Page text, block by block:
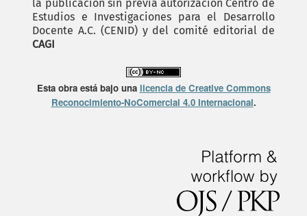
la publicación sin previa autorización Centro de
Estudios e Investigaciones para el Desarrollo
Docente A.C. (CENID) y del comité editorial de
CAGI
Esta obra está bajo una licencia de Creative Commons
Reconocimiento-NoComercial 4.0 Internacional.